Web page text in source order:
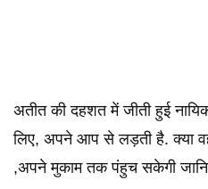
अतीत की दहशत में जीती हुई
लिए, अपने आप से लड़ती है. क्या
,अपने मुकाम तक पंहुच सकेगी